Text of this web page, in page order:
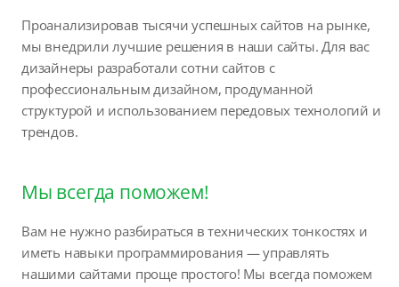
Проанализировав тысячи успешных сайтов на рынке,
мы внедрили лучшие решения в наши сайты. Для вас
дизайнеры разработали сотни сайтов с
профессиональным дизайном, продуманной
структурой и использованием передовых технологий и
трендов.
Мы всегда поможем!
Вам не нужно разбираться в технических тонкостях и
иметь навыки программирования — управлять
нашими сайтами проще простого! Мы всегда поможем